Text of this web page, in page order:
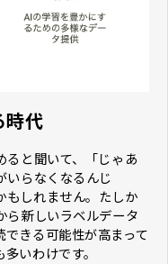
時代
と聞いて、「じゃあ
らなくなるんじ
もしれません。たしか
ら新しいラベルデータ
きる可能性が高まって
いわけです。